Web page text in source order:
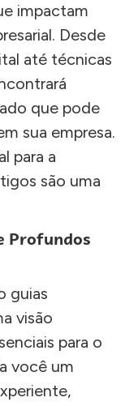
impactam
Desde
até técnicas
que pode
sua empresa.
para a
são uma
Profundos
guias
visão
para o
você um